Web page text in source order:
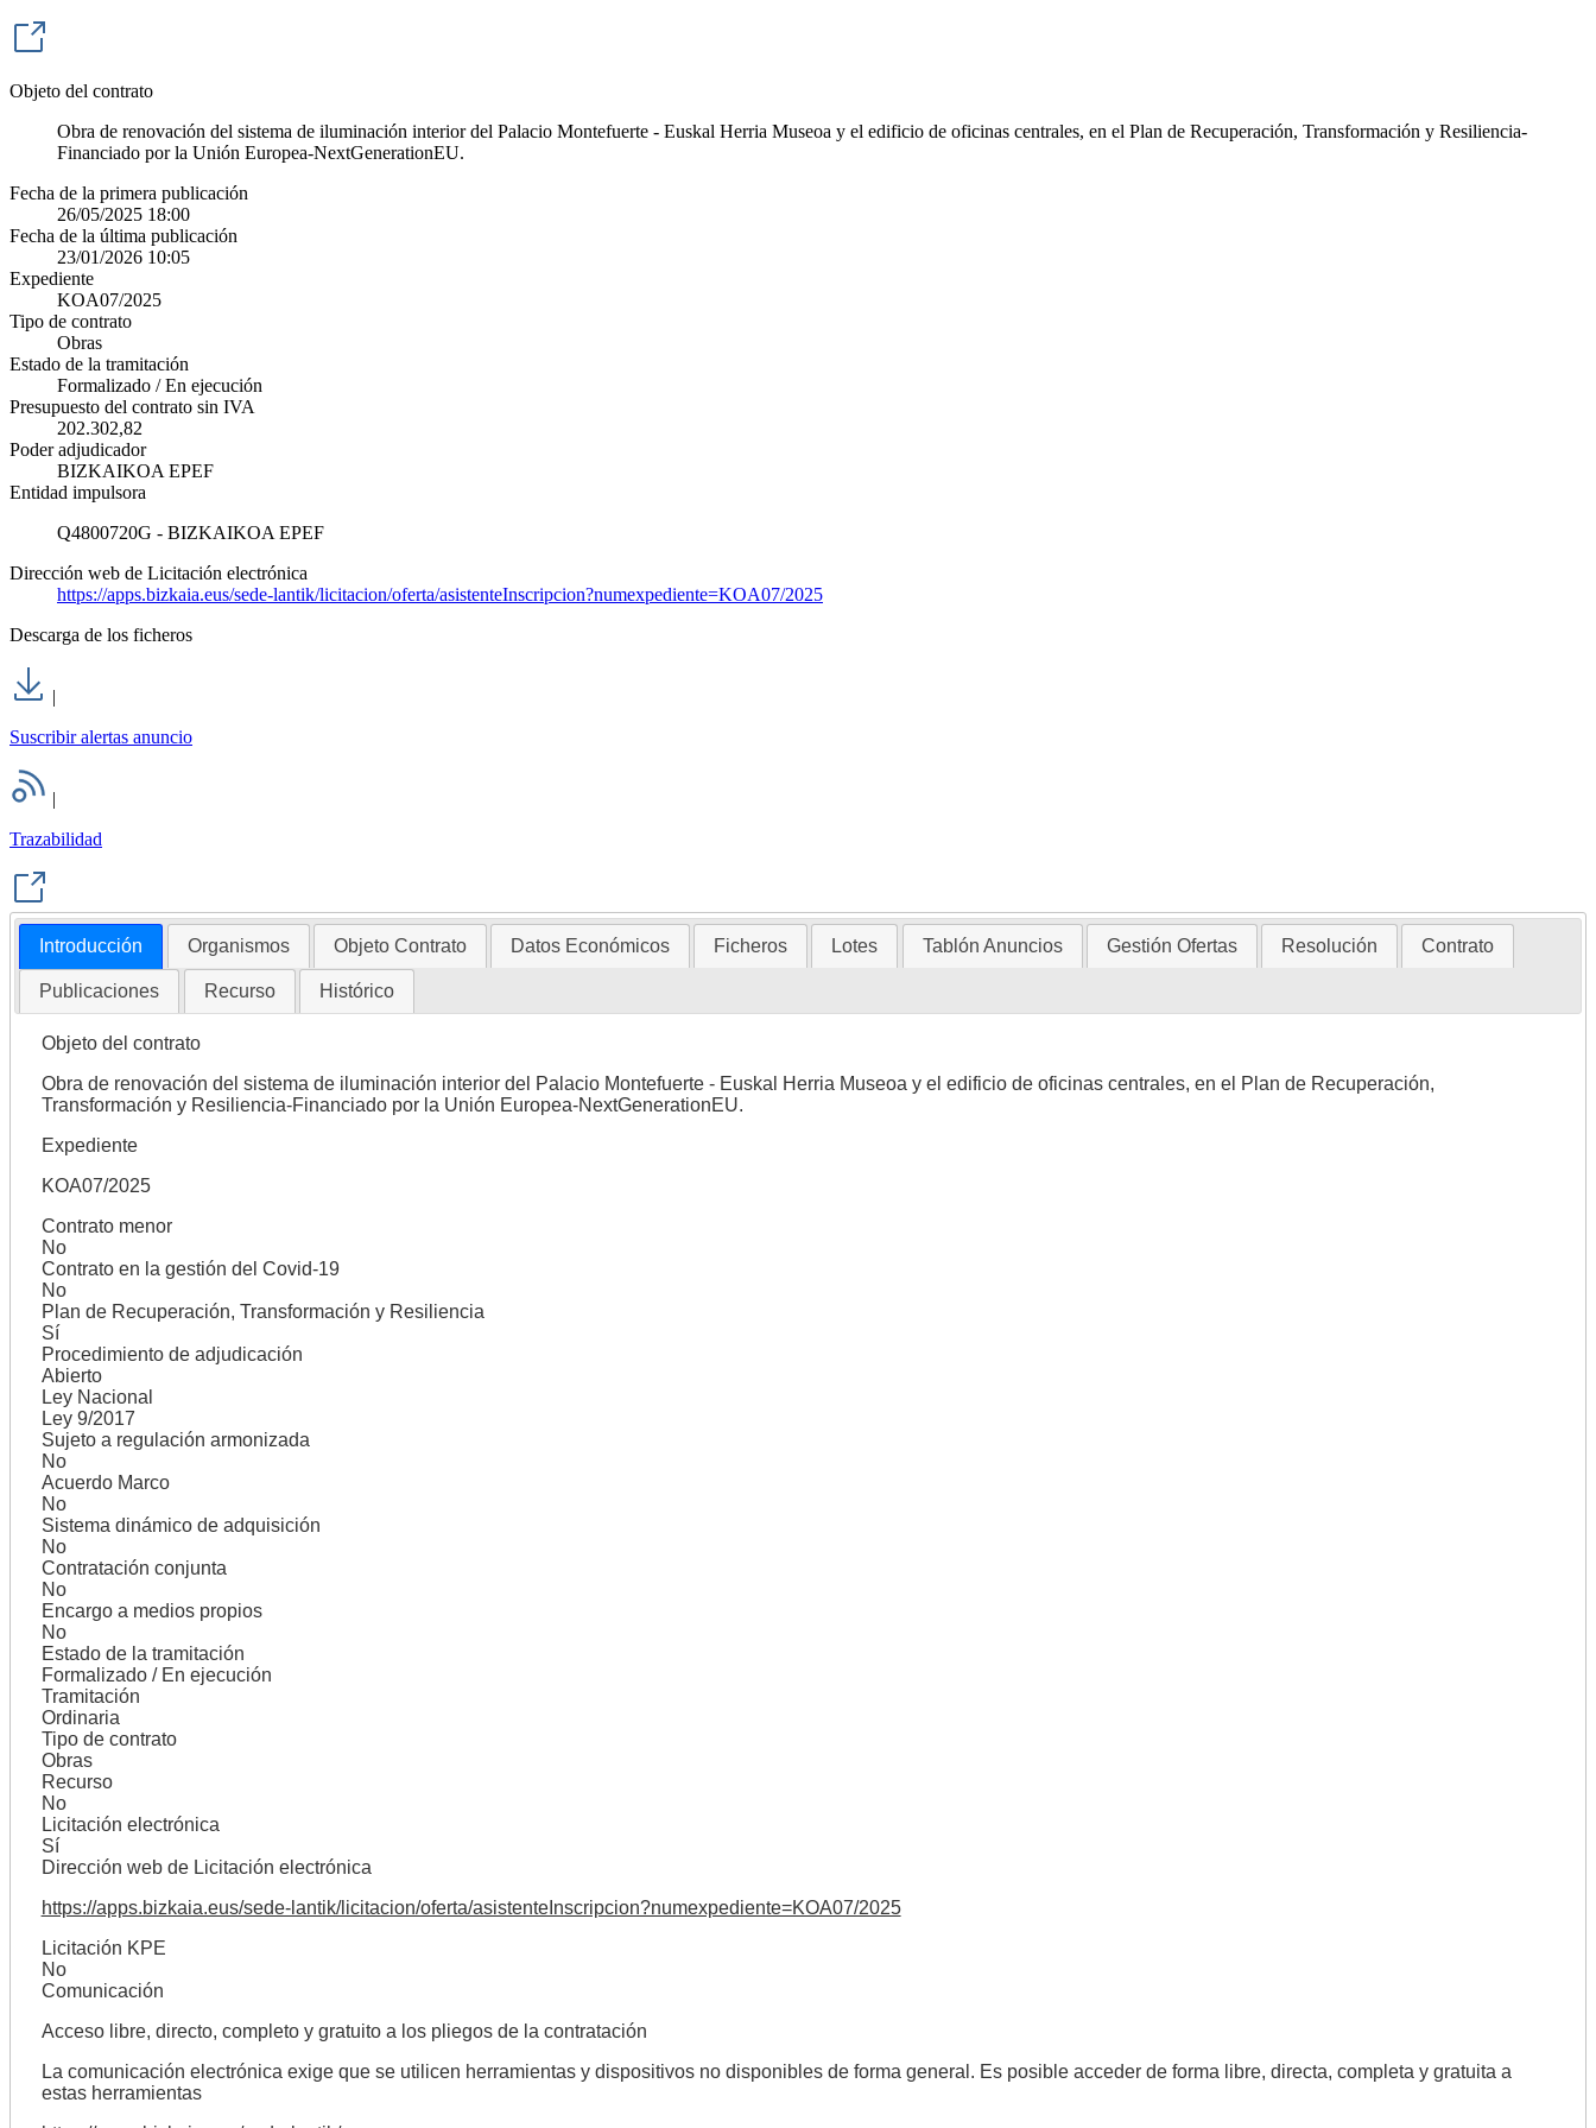
Objeto del contrato
Obra de renovación del sistema de iluminación interior del Palacio Montefuerte - Euskal Herria Museoa y el edificio de oficinas centrales, en el Plan de Recuperación, Transformación y Resiliencia-
Financiado por la Unión Europea-NextGenerationEU.
Fecha de la primera publicación
26/05/2025 18:00
Fecha de la última publicación
23/01/2026 10:05
Expediente
KOA07/2025
Tipo de contrato
Obras
Estado de la tramitación
Formalizado / En ejecución
Presupuesto del contrato sin IVA
202.302,82
Poder adjudicador
BIZKAIKOA EPEF
Entidad impulsora
Q4800720G - BIZKAIKOA EPEF
Dirección web de Licitación electrónica
https://apps.bizkaia.eus/sede-lantik/licitacion/oferta/asistenteInscripcion?numexpediente=KOA07/2025
Descarga de los ficheros
|
Suscribir alertas anuncio
|
Trazabilidad
Introducción Organismos Objeto Contrato Datos Económicos Ficheros Lotes Tablón Anuncios Gestión Ofertas Resolución Contrato
Publicaciones Recurso Histórico
Objeto del contrato
Obra de renovación del sistema de iluminación interior del Palacio Montefuerte - Euskal Herria Museoa y el edificio de oficinas centrales, en el Plan de Recuperación,
Transformación y Resiliencia-Financiado por la Unión Europea-NextGenerationEU.
Expediente
KOA07/2025
Contrato menor
No
Contrato en la gestión del Covid-19
No
Plan de Recuperación, Transformación y Resiliencia
Sí
Procedimiento de adjudicación
Abierto
Ley Nacional
Ley 9/2017
Sujeto a regulación armonizada
No
Acuerdo Marco
No
Sistema dinámico de adquisición
No
Contratación conjunta
No
Encargo a medios propios
No
Estado de la tramitación
Formalizado / En ejecución
Tramitación
Ordinaria
Tipo de contrato
Obras
Recurso
No
Licitación electrónica
Sí
Dirección web de Licitación electrónica
https://apps.bizkaia.eus/sede-lantik/licitacion/oferta/asistenteInscripcion?numexpediente=KOA07/2025
Licitación KPE
No
Comunicación
Acceso libre, directo, completo y gratuito a los pliegos de la contratación
La comunicación electrónica exige que se utilicen herramientas y dispositivos no disponibles de forma general. Es posible acceder de forma libre, directa, completa y gratuita a
estas herramientas